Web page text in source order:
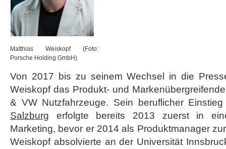
Matthias Weiskopf (Foto:
Porsche Holding GmbH)
Von 2017 bis zu seinem Wechsel in die
Weiskopf das Produkt- und
& VW Nutzfahrzeuge. Sein beruflicher
Salzburg erfolgte bereits 2013 zuerst in
Marketing, bevor er 2014 als Produktmanager
Weiskopf absolvierte an der Universität